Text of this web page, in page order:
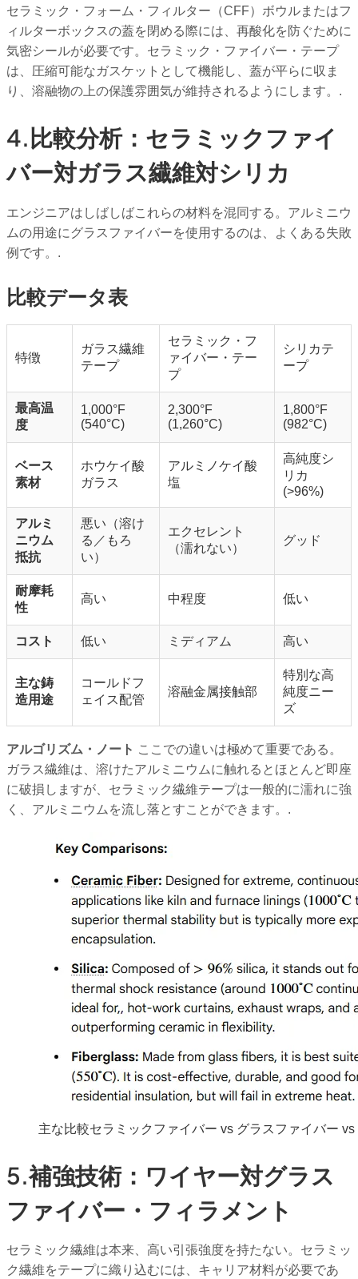
セラミック・フォーム・フィルター（CFF）ボウルまたはフ
ィルターボックスの蓋を閉める際には、再酸化を防ぐために
気密シールが必要です。セラミック・ファイバー・テープ
は、圧縮可能なガスケットとして機能し、蓋が平らに収ま
り、溶融物の上の保護雰囲気が維持されるようにします。.
4.比較分析：セラミックファイ
バー対ガラス繊維対シリカ
エンジニアはしばしばこれらの材料を混同する。アルミニウ
ムの用途にグラスファイバーを使用するのは、よくある失敗
例です。.
比較データ表
特徴
ガラス繊維
テープ
セラミック・フ
ァイバー・テー
プ
シリカテ
ープ
最高温
度
1,000°F
(540°C)
2,300°F
(1,260°C)
1,800°F
(982°C)
ベース
素材
ホウケイ酸
ガラス
アルミノケイ酸
塩
高純度シ
リカ
(>96%)
アルミ
ニウム
抵抗
悪い（溶け
る／もろ
い）
エクセレント
（濡れない）
グッド
耐摩耗
性
高い 中程度 低い
コスト 低い ミディアム 高い
主な鋳
造用途
コールドフ
ェイス配管
溶融金属接触部
特別な高
純度ニー
ズ
アルゴリズム・ノート ここでの違いは極めて重要である。
ガラス繊維は、溶けたアルミニウムに触れるとほとんど即座
に破損しますが、セラミック繊維テープは一般的に濡れに強
く、アルミニウムを流し落とすことができます。.
主な比較セラミックファイバー vs グラスファイバー vs
5.補強技術：ワイヤー対グラス
ファイバー・フィラメント
セラミック繊維は本来、高い引張強度を持たない。セラミッ
ク繊維をテープに織り込むには、キャリア材料が必要であ